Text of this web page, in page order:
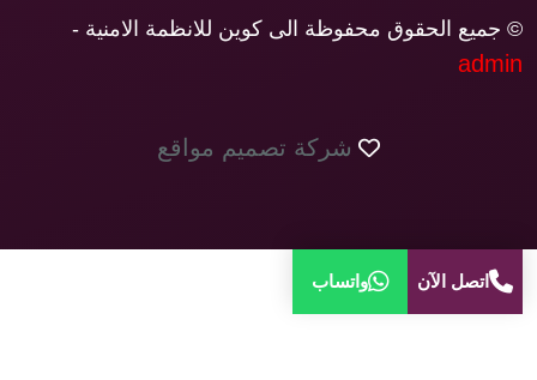
© جميع الحقوق محفوظة الى كوين للانظمة الامنية -
admin
شركة تصميم مواقع
اتصل الآن واتساب